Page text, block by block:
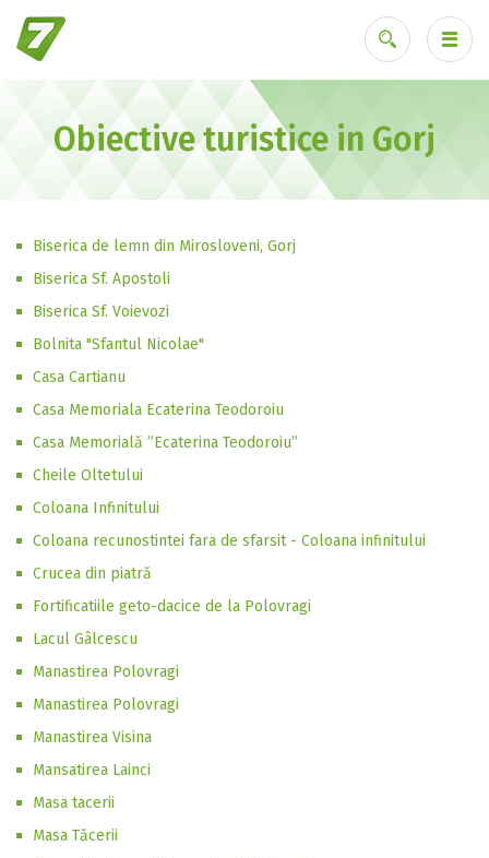
Ai uitat parola?
Obiective turistice in Gorj
Biserica de lemn din Mirosloveni, Gorj
Biserica Sf. Apostoli
Biserica Sf. Voievozi
Bolnita "Sfantul Nicolae"
Casa Cartianu
Casa Memoriala Ecaterina Teodoroiu
Casa Memorială ”Ecaterina Teodoroiu”
Cheile Oltetului
Coloana Infinitului
Coloana recunostintei fara de sfarsit - Coloana infinitului
Crucea din piatră
Fortificatiile geto-dacice de la Polovragi
Lacul Gâlcescu
Manastirea Polovragi
Manastirea Polovragi
Manastirea Visina
Mansatirea Lainci
Masa tacerii
Masa Tăcerii